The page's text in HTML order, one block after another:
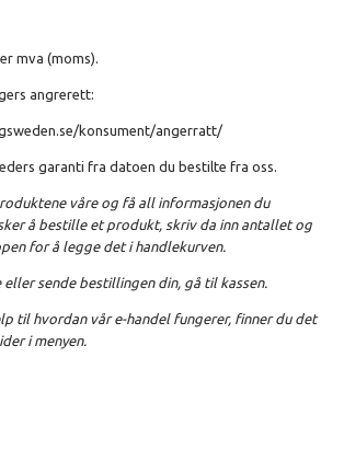
mva (moms).
angrerett:
konsument/angerratt/
garanti fra datoen du bestilte fra oss.
våre og få all informasjonen du
å bestille et produkt, skriv da inn antallet og
for å legge det i handlekurven.
eller sende bestillingen din, gå til kassen.
til hvordan vår e-handel fungerer, finner du det
i menyen.